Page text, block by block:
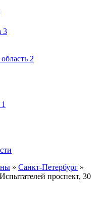
3
2
1
» Санкт-Петербург »
проспект, 30